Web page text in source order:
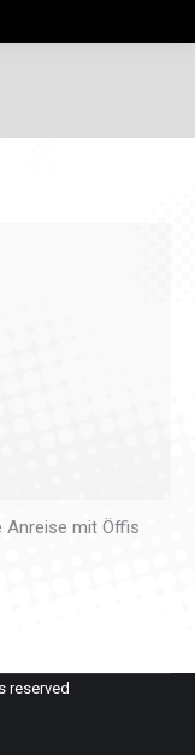
Anreise mit Öffis
reserved